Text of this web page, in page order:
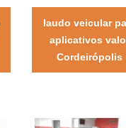
laudo veicular
aplicativos
Cordeirópolis